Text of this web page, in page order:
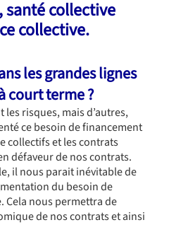
collective
collective.
les grandes lignes
court terme ?
risques, mais d’autres,
ce besoin de financement
collectifs et les contrats
défaveur de nos contrats.
il nous parait inévitable de
du besoin de
Cela nous permettra de
de nos contrats et ainsi